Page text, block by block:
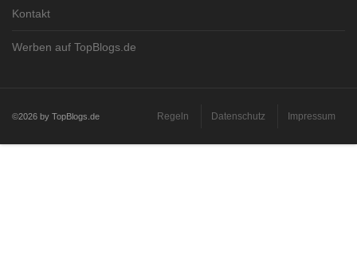
Kontakt
Werben auf TopBlogs.de
©2026 by TopBlogs.de Regeln Datenschutz Impressum